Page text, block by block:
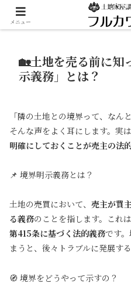
🏡土地を売る前に知
示義務」とは？
「隣の土地との境界って、なん
そんな声をよく耳にします。実
明確にしておくことが売主の法
📌 境界明示義務とは？
土地の売買において、 売主が買
る義務のことを指します。これ
第415条に基づく法的義務です
まうと、後々トラブルに発展す
🧭 境界をどうやって示すの？
メニュー